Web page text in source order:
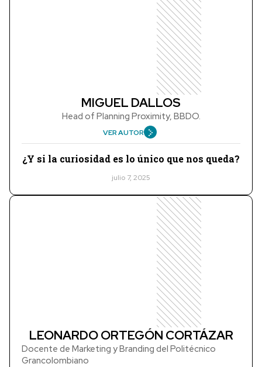
MIGUEL DALLOS
Head of Planning Proximity, BBDO.
VER AUTOR
¿Y si la curiosidad es lo único que nos queda?
julio 7, 2025
LEONARDO ORTEGÓN CORTÁZAR
Docente de Marketing y Branding del Politécnico
Grancolombiano